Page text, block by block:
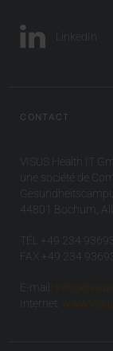
LinkedIn
CONTACT
VISUS Health IT
une société de
44801 Bochum,
TÉL +49 234
FAX +49 234
E-mail:
Internet: